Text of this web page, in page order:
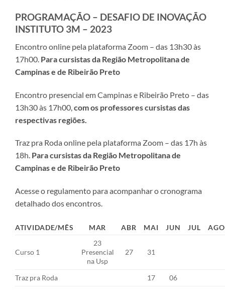
PROGRAMAÇÃO – DESAFIO DE INOVAÇÃO
INSTITUTO 3M – 2023
Encontro online pela plataforma Zoom – das 13h30 às
17h00. Para cursistas da Região Metropolitana de
Campinas e de Ribeirão Preto
Encontro presencial em Campinas e Ribeirão Preto – das
13h30 às 17h00, com os professores cursistas das
respectivas regiões.
Traz pra Roda online pela plataforma Zoom – das 17h às
18h. Para cursistas da Região Metropolitana de
Campinas e de Ribeirão Preto
Acesse o regulamento para acompanhar o cronograma
detalhado dos encontros.
ATIVIDADE/MÊS MAR ABR MAI JUN JUL AGO
Curso 1
23
Presencial
na Usp
27 31
Traz pra Roda 17 06